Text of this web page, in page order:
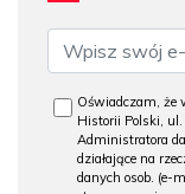
Oświadczam, że
Historii Polski,
Administratora
działające na
danych osob. (e-